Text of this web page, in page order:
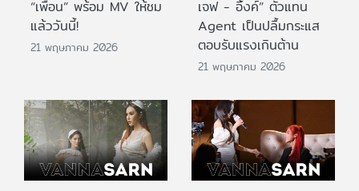
“เพื่อน” พร้อม MV ให้ชม
แล้ววันนี้!
21 พฤษภาคม 2026
เจฟ - อิ้งค์” ตัวแทน
Agent เป็นปลื้มกระแส
ตอบรับแรงเกินต้าน
21 พฤษภาคม 2026